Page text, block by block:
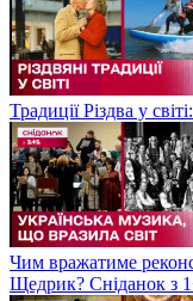
Традиції Різдва у
Чим вражатиме
Щедрик? Сніданок з